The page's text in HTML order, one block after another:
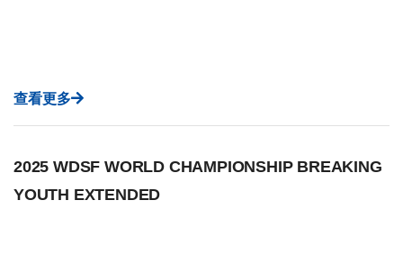
查看更多
2025 WDSF WORLD CHAMPIONSHIP BREAKING
YOUTH EXTENDED